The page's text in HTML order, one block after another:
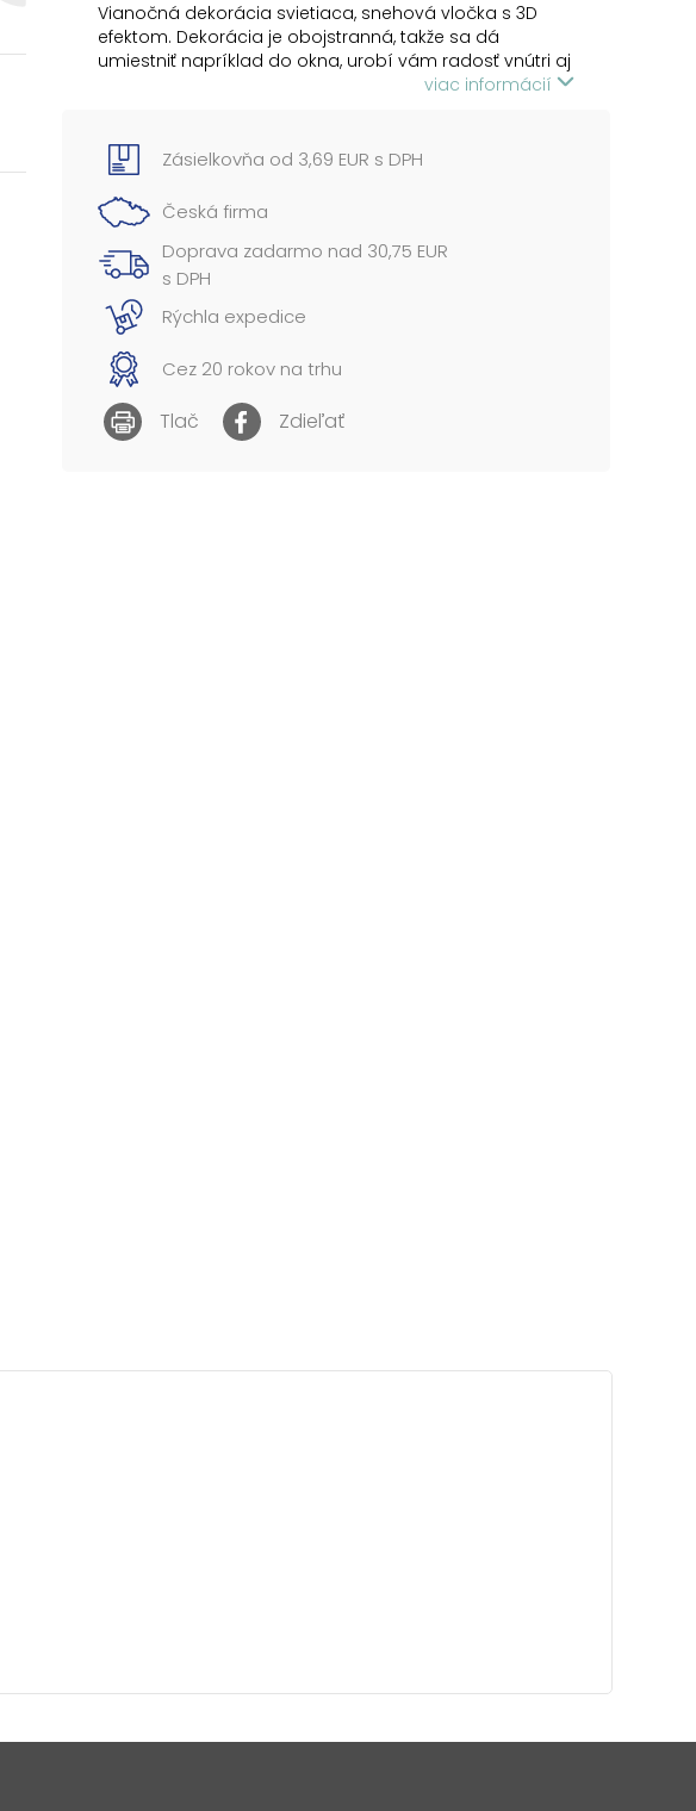
Vianočná dekorácia svietiaca, snehová vločka s 3D
efektom. Dekorácia je obojstranná, takže sa dá
umiestniť napríklad do okna, urobí vám radosť vnútri aj
alebo prostredníctvom kábla s konektorom micro usb
- dĺžka priloženého kábla 25 cm.
Dekorácie tohto typu možno navzájom prepojiť (max. 3
ks) prostredníctvom kábla usb.
Osvetlenie LED svieti v príjemných teplých tónoch a
navodzuje tak pocit vianočnej pohody.
Uvedená cena je za 1 ks....
viac informácií
Zásielkovňa od 3,69 EUR s DPH
Česká firma
Doprava zadarmo nad 30,75 EUR
s DPH
Rýchla expedice
Cez 20 rokov na trhu
Tlač Zdieľať